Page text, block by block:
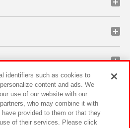
identifiers such as cookies to
content and ads. We
use of our website with our
who may combine it with
provided to them or that they
of their services. Please click